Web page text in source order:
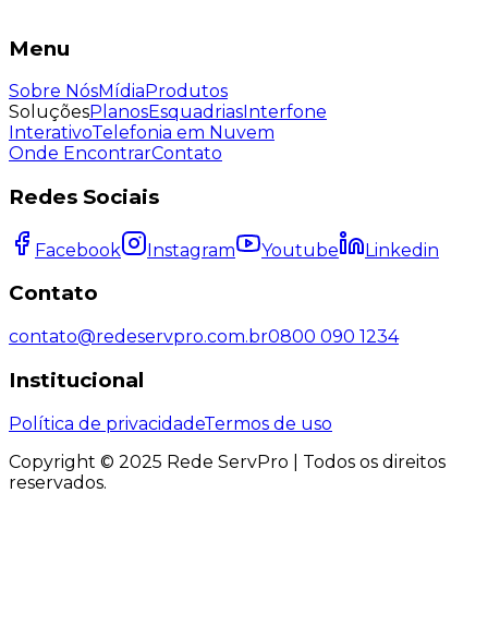
Menu
Sobre NósMídia Produtos
SoluçõesPlanosEsquadrias Interfone
InterativoTelefonia em Nuvem
Onde EncontrarContato
Redes Sociais
Facebook Instagram Youtube Linkedin
Contato
contato@redeservpro.com.br0800 090 1234
Institucional
Política de privacidadeTermos de uso
Copyright © 2025 Rede ServPro | Todos os direitos
reservados.